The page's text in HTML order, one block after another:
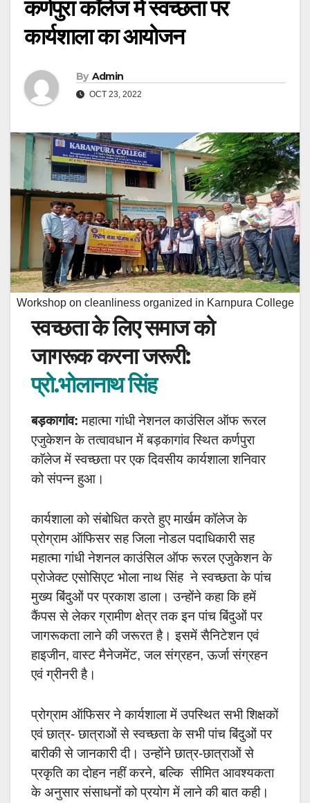
कर्णपुरा कॉलेज में स्वच्छता पर
कार्यशाला का आयोजन
By Admin
OCT 23, 2022
Workshop on cleanliness organized in Karnpura College
स्वच्छता के लिए समाज को
जागरूक करना जरूरी:
प्रो.भोलानाथ सिंह
बड़कागांव: महात्मा गांधी नेशनल काउंसिल ऑफ रूरल
एजुकेशन के तत्वावधान में बड़कागांव स्थित कर्णपुरा
काॅलेज में स्वच्छता पर एक दिवसीय कार्यशाला शनिवार
को संपन्न हुआ।
कार्यशाला को संबोधित करते हुए मार्खम कॉलेज के
प्रोग्राम ऑफिसर सह जिला नोडल पदाधिकारी सह
महात्मा गांधी नेशनल काउंसिल ऑफ रूरल एजुकेशन के
प्रोजेक्ट एसोसिएट भोला नाथ सिंह ने स्वच्छता के पांच
मुख्य बिंदुओं पर प्रकाश डाला। उन्होंने कहा कि हमें
कैंपस से लेकर ग्रामीण क्षेत्र तक इन पांच बिंदुओं पर
जागरूकता लाने की जरूरत है। इसमें सैनिटेशन एवं
हाइजीन, वास्ट मैनेजमेंट, जल संग्रहन, ऊर्जा संग्रहन
एवं ग्रीनरी है।
प्रोग्राम ऑफिसर ने कार्यशाला में उपस्थित सभी शिक्षकों
एवं छात्र- छात्राओं से स्वच्छता के सभी पांच बिंदुओं पर
बारीकी से जानकारी दी। उन्होंने छात्र-छात्राओं से
प्रकृति का दोहन नहीं करने, बल्कि सीमित आवश्यकता
के अनुसार संसाधनों को प्रयोग में लाने की बात कही।